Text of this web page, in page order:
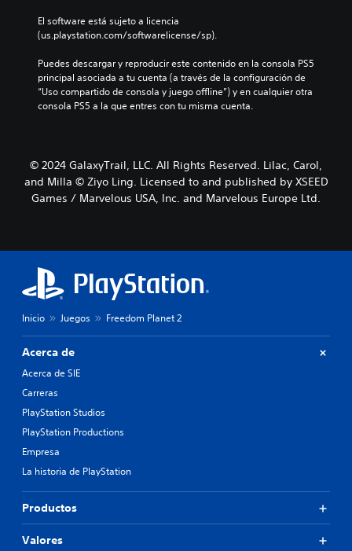
El software está sujeto a licencia
(us.playstation.com/softwarelicense/sp).
Puedes descargar y reproducir este contenido en la consola PS5
principal asociada a tu cuenta (a través de la configuración de
“Uso compartido de consola y juego offline”) y en cualquier otra
consola PS5 a la que entres con tu misma cuenta.
© 2024 GalaxyTrail, LLC. All Rights Reserved. Lilac, Carol,
and Milla © Ziyo Ling. Licensed to and published by XSEED
Games / Marvelous USA, Inc. and Marvelous Europe Ltd.
Inicio Juegos Freedom Planet 2
Acerca de
Acerca de SIE
Carreras
PlayStation Studios
PlayStation Productions
Empresa
La historia de PlayStation
Productos
Valores